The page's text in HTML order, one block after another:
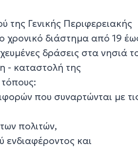
της Γενικής Περιφερειακής
χρονικό διάστημα από 19
δράσεις στα νησιά
- καταστολή της
που συναρτώνται με
πολιτών,
ενδιαφέροντος και